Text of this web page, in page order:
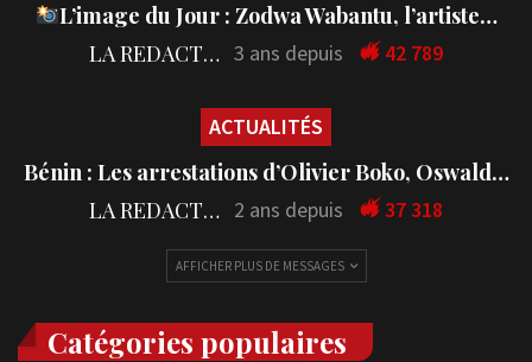
L’image du Jour : Zodwa Wabantu, l’artiste…
LA REDACTION 3 ans depuis 42 789
ACTUALITÉS
Bénin : Les arrestations d’Olivier Boko, Oswald…
LA REDACTION 2 ans depuis 37 318
AFFICHER PLUS DE MESSAGES
Catégories populaires